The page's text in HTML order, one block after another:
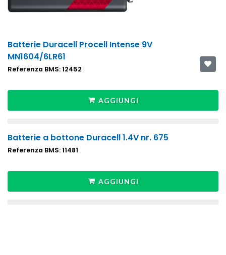
Batterie Duracell Procell Intense 9V
MN1604/6LR61
Referenza BMS: 12452
AGGIUNGI
Batterie a bottone Duracell 1.4V nr. 675
Referenza BMS: 11481
AGGIUNGI